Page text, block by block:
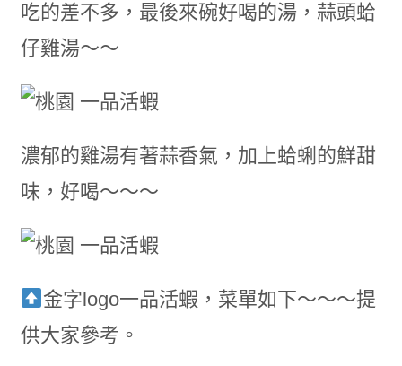
吃的差不多，最後來碗好喝的湯，蒜頭蛤
仔雞湯～～
濃郁的雞湯有著蒜香氣，加上蛤蜊的鮮甜
味，好喝～～～
金字logo一品活蝦，菜單如下～～～提
供大家參考。